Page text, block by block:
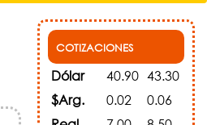
COTIZACIONES
Dólar 40.90 43.30
$Arg.
0.02
0.06